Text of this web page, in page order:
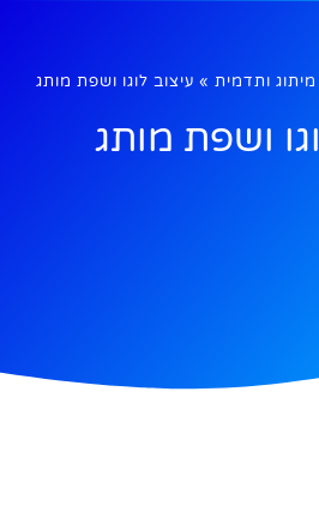
מיתוג ותדמית » עיצוב לוגו ושפת מותג
ושפת מותג